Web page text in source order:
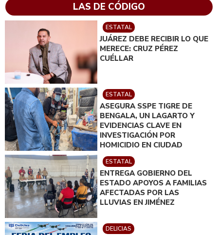
LAS DE CÓDIGO
ESTATAL
JUÁREZ DEBE RECIBIR LO QUE
MERECE: CRUZ PÉREZ
CUÉLLAR
ESTATAL
ASEGURA SSPE TIGRE DE
BENGALA, UN LAGARTO Y
EVIDENCIAS CLAVE EN
INVESTIGACIÓN POR
HOMICIDIO EN CIUDAD
JUÁREZ; EN CATEO
INSTRUIDO POR GILBERTO
LOYA
ESTATAL
ENTREGA GOBIERNO DEL
ESTADO APOYOS A FAMILIAS
AFECTADAS POR LAS
LLUVIAS EN JIMÉNEZ
DELICIAS